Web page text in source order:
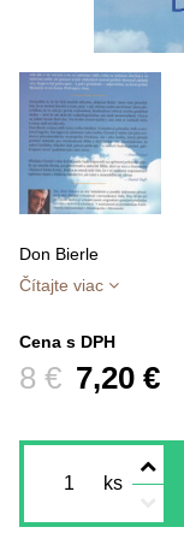
Don Bierle
Čítajte viac
Cena s DPH
7,20 €
Pred
8 €
ks